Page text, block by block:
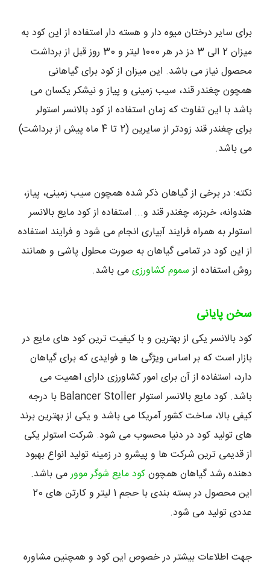
برای سایر درختان میوه دار و هسته دار استفاده از این کود به
میزان 2 الی 3 دز در هر 1000 لیتر و 30 روز قبل از برداشت
محصول نیاز می باشد. این میزان از کود برای گیاهانی
همچون چغندر قند، سیب زمینی و پیاز و نیشکر یکسان می
باشد با این تفاوت که زمان استفاده از کود بالانسر استولر
برای چغندر قند زودتر از سایرین (2 تا 4 ماه پیش از برداشت)
می باشد.
نکته: در برخی از گیاهان ذکر شده همچون سیب زمینی، پیاز،
هندوانه، خربزه، چغندر قند و... استفاده از کود مایع بالانسر
استولر به همراه فرایند آبیاری انجام می شود و فرایند استفاده
از این کود در تمامی گیاهان به صورت محلول پاشی و همانند
روش استفاده ازسموم کشاورزیمی باشد.
سخن پایانی
کود بالانسر یکی از بهترین و با کیفیت ترین کود های مایع در
بازار است که بر اساس ویژگی ها و فوایدی که برای گیاهان
دارد، استفاده از آن برای امور کشاورزی دارای اهمیت می
باشد. کود مایع بالانسر استولر Balancer Stoller با درجه
کیفی بالا، ساخت کشور آمریکا می باشد و یکی از بهترین برند
های تولید کود در دنیا محسوب می شود. شرکت استولر یکی
از قدیمی ترین شرکت ها و پیشرو در زمینه تولید انواع بهبود
دهنده رشد گیاهان همچونکود مایع شوگر موورمی باشد.
این محصول در بسته بندی با حجم 1 لیتر و کارتن های 20
عددی تولید می شود.
جهت اطلاعات بیشتر در خصوص این کود و همچنین مشاوره